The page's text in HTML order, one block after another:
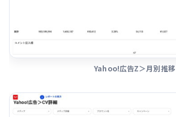
Yahoo!広告Z＞月別推移